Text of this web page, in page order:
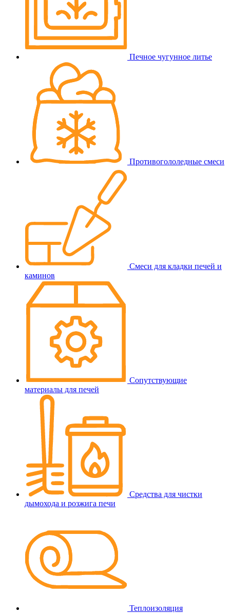
Печное чугунное литье
Противогололедные смеси
Смеси для кладки печей и
каминов
Сопутствующие
материалы для печей
Средства для чистки
дымохода и розжига печи
Теплоизоляция